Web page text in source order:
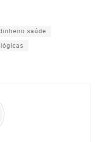
saúde